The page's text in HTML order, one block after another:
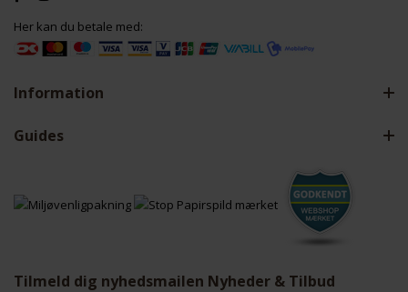
Her kan du betale med:
Information
Guides
Tilmeld dig nyhedsmailen Nyheder & Tilbud